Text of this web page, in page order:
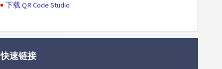
下载 QR Code Studio
快速链接